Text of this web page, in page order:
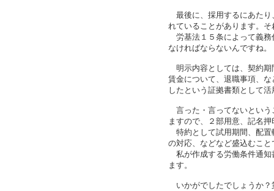
最後に、採用するにあたり
れていることがあります。
労基法１５条によって義務
なければならないんですね。
明示内容としては、契約期
賃金について、退職事項、
したという証拠書類として
言った・言ってないという
ますので、２部用意、記名
特約として試用期間、配置
の対応、などなど盛込むこ
私が作成する労働条件通知
ます。
いかがでしたでしょうか？